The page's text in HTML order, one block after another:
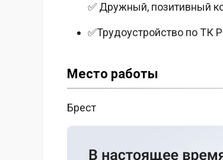
✅ Дружный, позитивный
✅Трудоустройство по ТК
Место работы
Брест